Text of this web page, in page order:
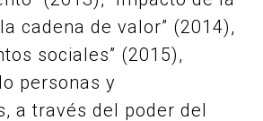
cadena de valor” (2014),
sociales” (2015),
personas y
a través del poder del